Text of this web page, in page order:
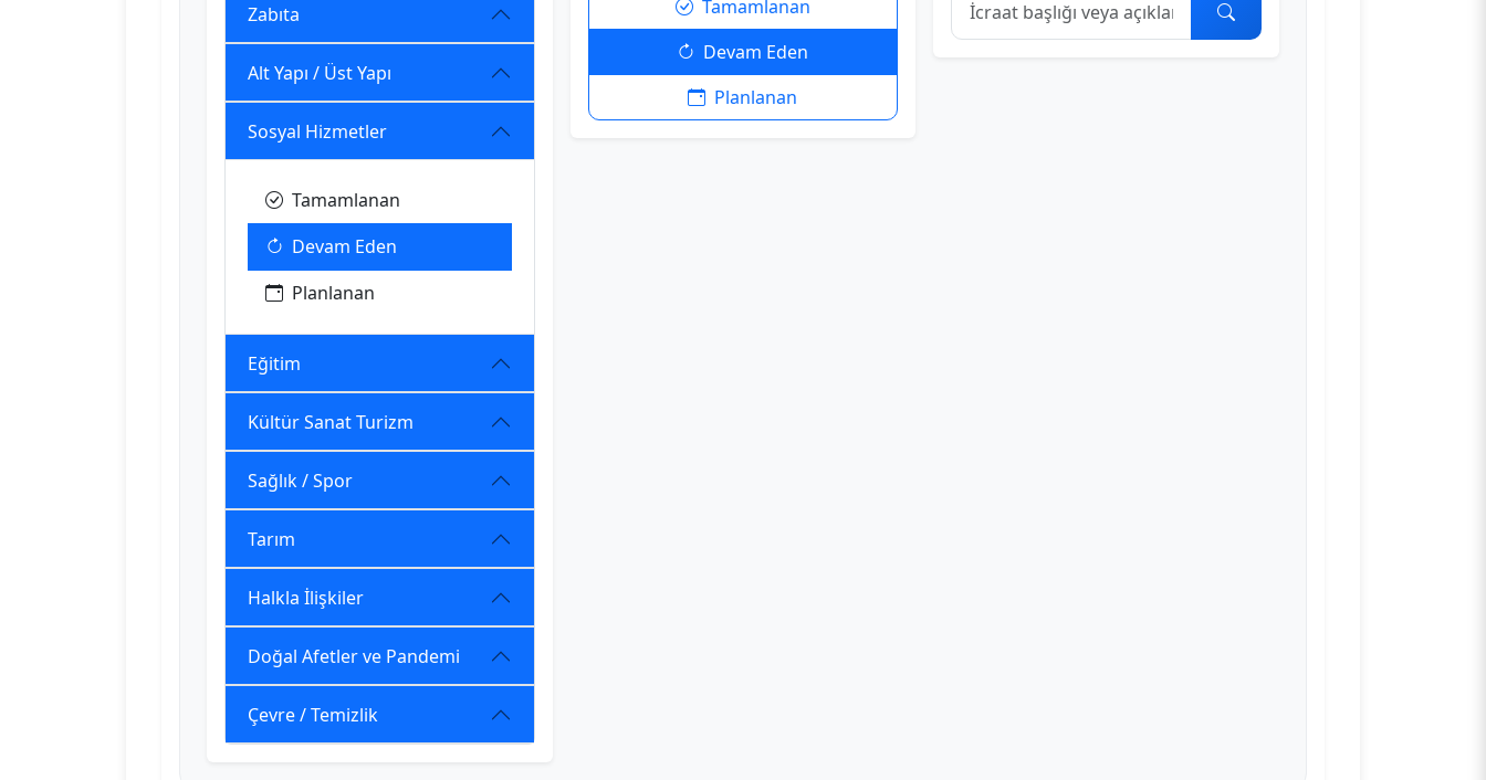
Zabıta
Alt Yapı / Üst Yapı
Sosyal Hizmetler
Tamamlanan
Devam Eden
Planlanan
Eğitim
Kültür Sanat Turizm
Sağlık / Spor
Tarım
Halkla İlişkiler
Doğal Afetler ve Pandemi
Çevre / Temizlik
Tamamlanan
Devam Eden
Planlanan